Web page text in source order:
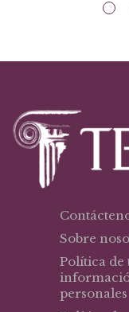
Sobre
Política de
personales